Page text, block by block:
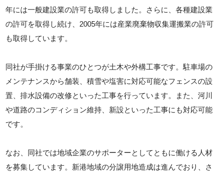
年には一般建設業の許可も取得しました。さらに、各種建設業
の許可を取得し続け、2005年には産業廃棄物収集運搬業の許可
も取得しています。
同社が手掛ける事業のひとつが土木や外構工事です。駐車場の
メンテナンスから舗装、積雪や塩害に対応可能なフェンスの設
置、排水設備の改修といった工事を行っています。また、河川
や道路のコンディション維持、新設といった工事にも対応可能
です。
なお、同社では地域企業のサポーターとしてともに働ける人材
を募集しています。新港地域の分譲用地造成は進んでおり、さ